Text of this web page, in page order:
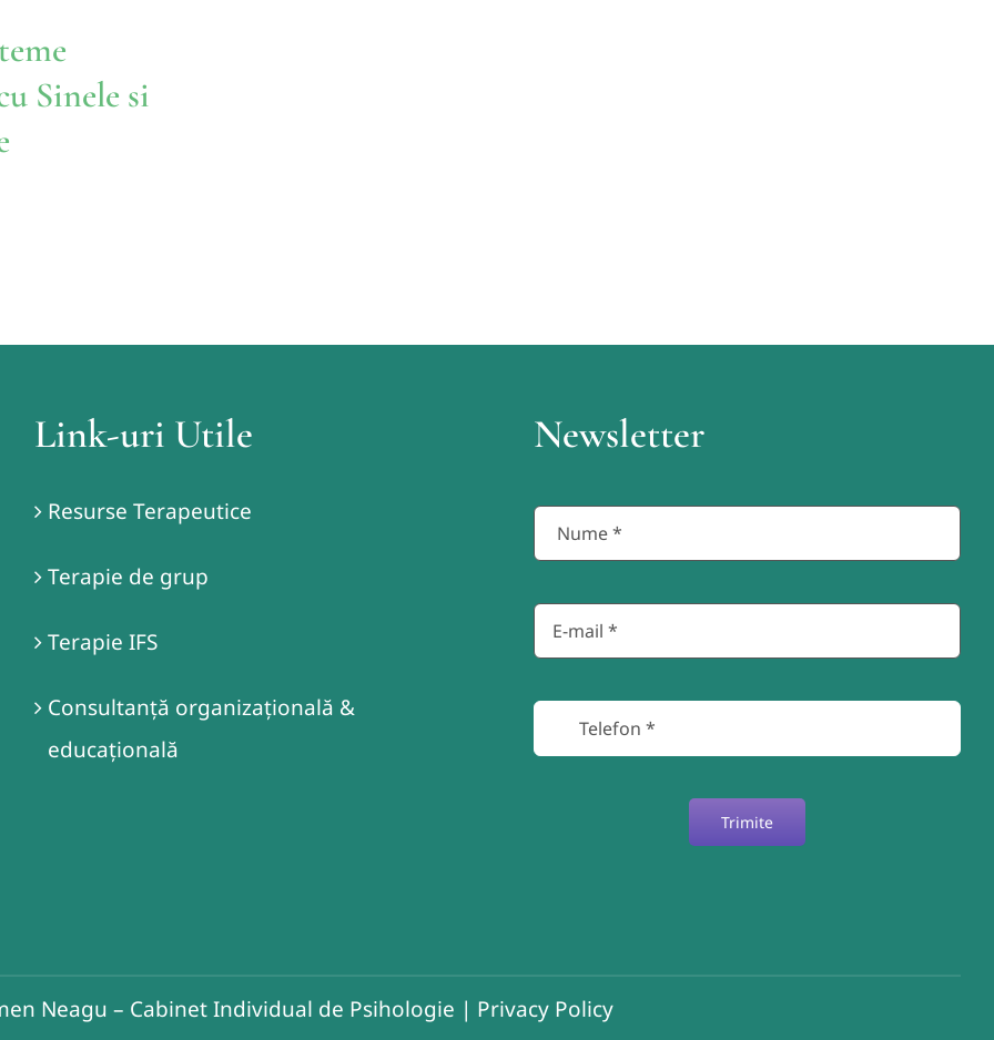
Sinele si
Link-uri Utile
Resurse Terapeutice
Terapie de grup
Terapie IFS
Consultanță organizațională &
educațională
Newsletter
Trimite
Neagu – Cabinet Individual de Psihologie | Privacy Policy